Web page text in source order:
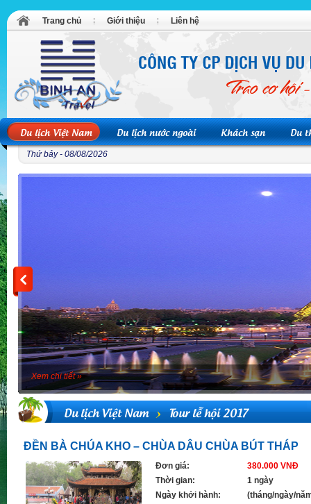
Trang chủ Giới thiệu Liên hệ
Du lịch Việt Nam Du lịch nước ngoài Khách sạn Du
Thứ bảy - 08/08/2026
Xem chi tiết »
Du lịch Việt Nam Tour lễ hội 2017
ĐỀN BÀ CHÚA KHO – CHÙA DÂU CHÙA BÚT THÁP
Đơn giá:
380.000 VNĐ
Thời gian:
1 ngày
Ngày khởi hành:
(tháng/ngày/